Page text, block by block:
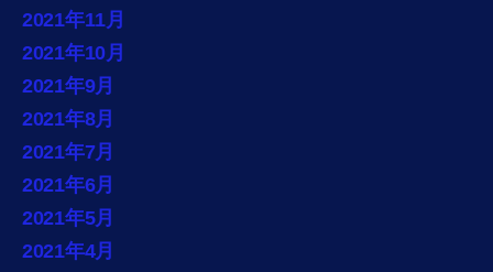
2021年11月
2021年10月
2021年9月
2021年8月
2021年7月
2021年6月
2021年5月
2021年4月